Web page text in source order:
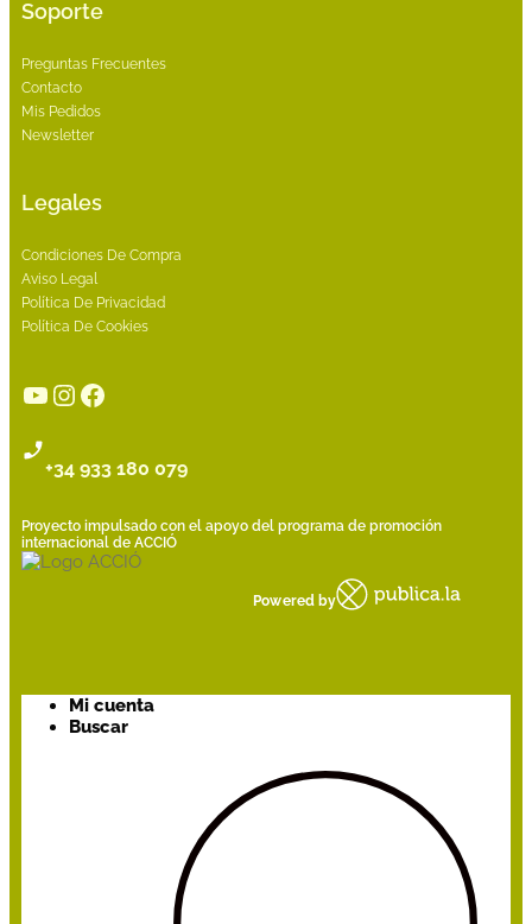
Soporte
Preguntas Frecuentes
Contacto
Mis Pedidos
Newsletter
Legales
Condiciones De Compra
Aviso Legal
Política De Privacidad
Política De Cookies
YouTube
Instagram
Facebook
+34 933 180 079
Proyecto impulsado con el apoyo del programa de promoción
internacional de ACCIÓ
Powered by
Mi cuenta
Buscar